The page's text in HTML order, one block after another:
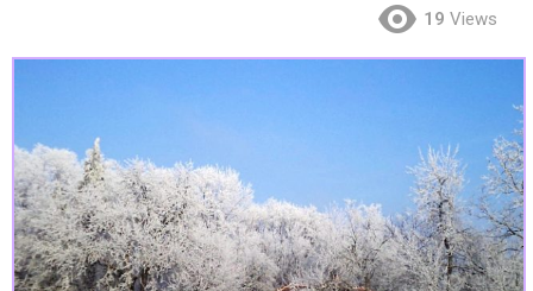
19 Views